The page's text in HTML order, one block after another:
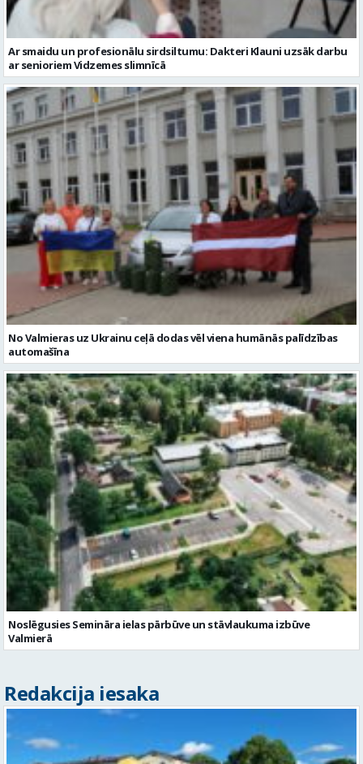
Ar smaidu un profesionālu sirdsiltumu: Dakteri Klauni uzsāk darbu
ar senioriem Vidzemes slimnīcā
No Valmieras uz Ukrainu ceļā dodas vēl viena humānās palīdzības
automašīna
Noslēgusies Semināra ielas pārbūve un stāvlaukuma izbūve
Valmierā
Redakcija iesaka